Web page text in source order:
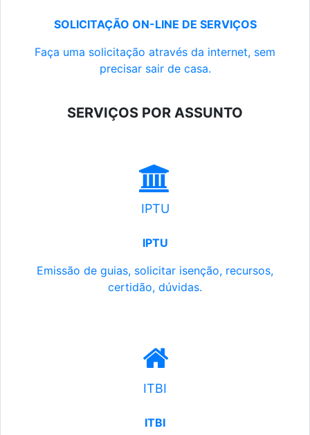
SOLICITAÇÃO ON-LINE DE SERVIÇOS
Faça uma solicitação através da internet, sem
precisar sair de casa.
SERVIÇOS POR ASSUNTO
IPTU
IPTU
Emissão de guias, solicitar isenção, recursos,
certidão, dúvidas.
ITBI
ITBI